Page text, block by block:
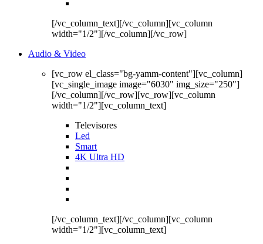
[/vc_column_text][/vc_column][vc_column
width="1/2"][/vc_column][/vc_row]
Audio & Video
[vc_row el_class="bg-yamm-content"][vc_column]
[vc_single_image image="6030" img_size="250"]
[/vc_column][/vc_row][vc_row][vc_column
width="1/2"][vc_column_text]
Televisores
Led
Smart
4K Ultra HD
[/vc_column_text][/vc_column][vc_column
width="1/2"][vc_column_text]